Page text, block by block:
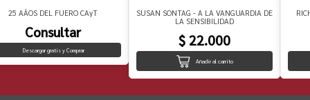
25 AÃOS DEL FUERO CAyT
Consultar
Descargar gratis y Comprar
SUSAN SONTAG - A LA VANGUARDIA DE
LA SENSIBILIDAD
$ 22.000
Añadir al carrito